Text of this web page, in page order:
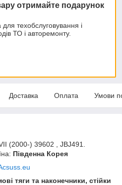
отримайте подарунок
техобслуговування і
ТО і авторемонту.
Доставка Оплата Умови
(2000-) 39602 , JBJ491.
Південна Корея
тяги та наконечники, стійки